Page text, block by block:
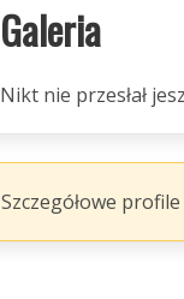
Galeria
Nikt nie przesłał
Szczegółowe